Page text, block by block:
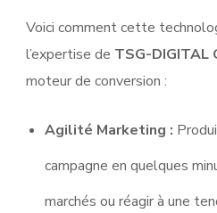
Voici comment cette
l’expertise de TSG-DIGITAL
moteur de conversion :
Agilité Marketing :
campagne en quelques
marchés ou réagir à une